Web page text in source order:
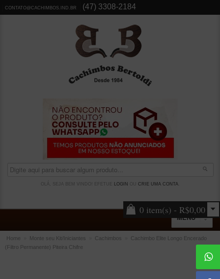
CONTATO@CACHIMBOS.IND.BR (47) 3308-2184
OLÁ, SEJA BEM VINDO! EFETUE LOGIN CRIE UMA CONTA.
0 item(s) - R$0,00
MENU
ACESSÓRIOS
Home Monte seu Kit/Iniciantes Cachimbos
Cachimbo Elite Longo Encerado
(Filtro Permanente) Piteira Chifre